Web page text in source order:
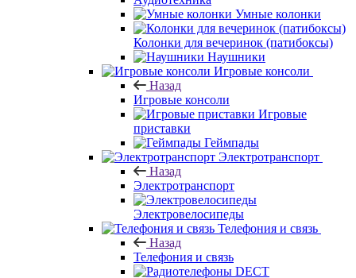
Умные колонки
Колонки для вечеринок (патибоксы)
Наушники
Игровые консоли
Назад
Игровые консоли
Игровые
приставки
Геймпады
Электротранспорт
Назад
Электротранспорт
Электровелосипеды
Телефония и связь
Назад
Телефония и связь